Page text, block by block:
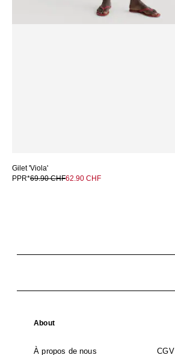
Gilet 'Viola'
PPR*69.90 CHF62.90 CHF
About
À propos de nous CGV